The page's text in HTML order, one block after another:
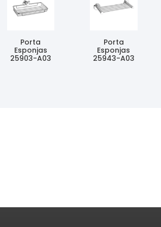
Porta
Esponjas
25903-A03
Porta
Esponjas
25943-A03